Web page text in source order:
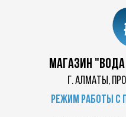
магазин
г. Алматы,
Режим работы с